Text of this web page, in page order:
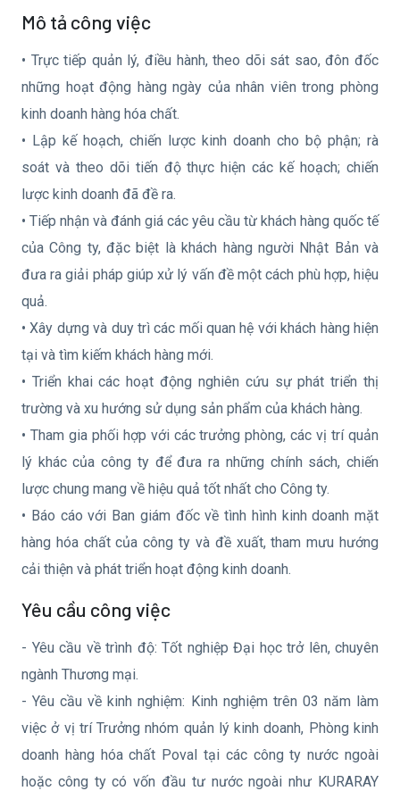
Mô tả công việc
• Trực tiếp quản lý, điều hành, theo dõi sát sao, đôn đốc
những hoạt động hàng ngày của nhân viên trong phòng
kinh doanh hàng hóa chất.
• Lập kế hoạch, chiến lược kinh doanh cho bộ phận; rà
soát và theo dõi tiến độ thực hiện các kế hoạch; chiến
lược kinh doanh đã đề ra.
• Tiếp nhận và đánh giá các yêu cầu từ khách hàng quốc tế
của Công ty, đặc biệt là khách hàng người Nhật Bản và
đưa ra giải pháp giúp xử lý vấn đề một cách phù hợp, hiệu
quả.
• Xây dựng và duy trì các mối quan hệ với khách hàng hiện
tại và tìm kiếm khách hàng mới.
• Triển khai các hoạt động nghiên cứu sự phát triển thị
trường và xu hướng sử dụng sản phẩm của khách hàng.
• Tham gia phối hợp với các trưởng phòng, các vị trí quản
lý khác của công ty để đưa ra những chính sách, chiến
lược chung mang về hiệu quả tốt nhất cho Công ty.
• Báo cáo với Ban giám đốc về tình hình kinh doanh mặt
hàng hóa chất của công ty và đề xuất, tham mưu hướng
cải thiện và phát triển hoạt động kinh doanh.
Yêu cầu công việc
- Yêu cầu về trình độ: Tốt nghiệp Đại học trở lên, chuyên
ngành Thương mại.
- Yêu cầu về kinh nghiệm: Kinh nghiệm trên 03 năm làm
việc ở vị trí Trưởng nhóm quản lý kinh doanh, Phòng kinh
doanh hàng hóa chất Poval tại các công ty nước ngoài
hoặc công ty có vốn đầu tư nước ngoài như KURARAY